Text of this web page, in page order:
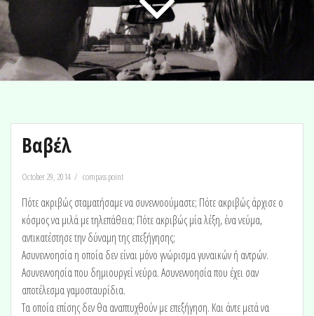
Βαβέλ
October 29, 2014 compass point
Πότε ακριβώς σταματήσαμε να συνεννοούμαστε; Πότε ακριβώς άρχισε ο
κόσμος να μιλά με τηλεπάθεια; Πότε ακριβώς μία λέξη, ένα νεύμα,
αντικατέστησε την δύναμη της επεξήγησης;
Ασυνεννοησία η οποία δεν είναι μόνο γνώρισμα γυναικών ή αντρών.
Ασυνεννοησία που δημιουργεί νεύρα. Ασυνεννοησία που έχει σαν
αποτέλεσμα γαμοσταυρίδια.
Τα οποία επίσης δεν θα αναπτυχθούν με επεξήγηση. Και άντε μετά να